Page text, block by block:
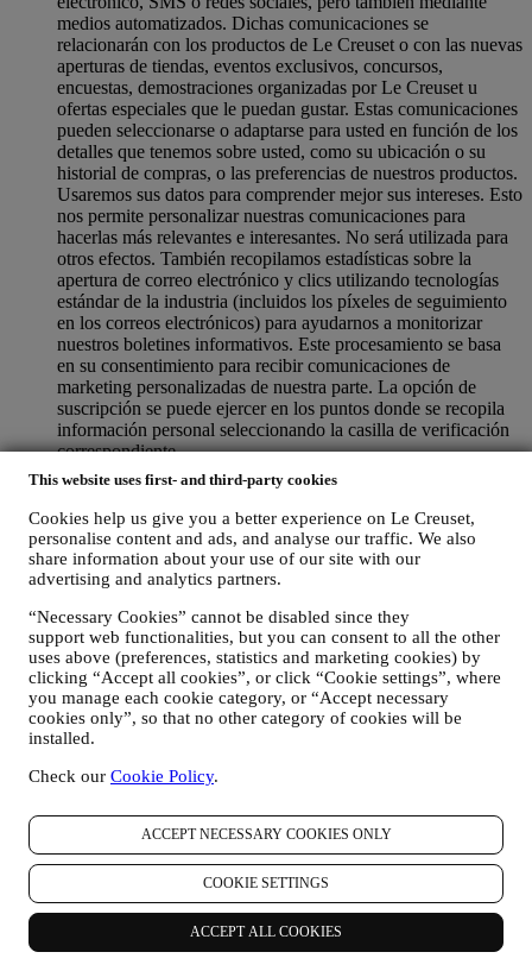
This website uses first- and third-party cookies
Cookies help us give you a better experience on Le Creuset,
personalise content and ads, and analyse our traffic. We also
share information about your use of our site with our
advertising and analytics partners.
“Necessary Cookies” cannot be disabled since they
support web functionalities, but you can consent to all the other
uses above (preferences, statistics and marketing cookies) by
clicking “Accept all cookies”, or click “Cookie settings”, where
you manage each cookie category, or “Accept necessary
cookies only”, so that no other category of cookies will be
installed.
Check our Cookie Policy.
ACCEPT NECESSARY COOKIES ONLY
COOKIE SETTINGS
ACCEPT ALL COOKIES
medios automatizados. Dichas comunicaciones se
relacionarán con los productos de Le Creuset o con las nuevas
aperturas de tiendas, eventos exclusivos, concursos,
encuestas, demostraciones organizadas por Le Creuset u
ofertas especiales que le puedan gustar. Estas comunicaciones
pueden seleccionarse o adaptarse para usted en función de los
detalles que tenemos sobre usted, como su ubicación o su
historial de compras, o las preferencias de nuestros productos.
Usaremos sus datos para comprender mejor sus intereses. Esto
nos permite personalizar nuestras comunicaciones para
hacerlas más relevantes e interesantes. No será utilizada para
otros efectos. También recopilamos estadísticas sobre la
apertura de correo electrónico y clics utilizando tecnologías
estándar de la industria (incluidos los píxeles de seguimiento
en los correos electrónicos) para ayudarnos a monitorizar
nuestros boletines informativos. Este procesamiento se basa
en su consentimiento para recibir comunicaciones de
marketing personalizadas de nuestra parte. La opción de
suscripción se puede ejercer en los puntos donde se recopila
información personal seleccionando la casilla de verificación
correspondiente.
Exclusión voluntaria: Puede dejar de recibir nuestras
comunicaciones o actualizaciones de marketing en cualquier
momento, de forma gratuita, a través de los métodos que se
muestran como parte de la comunicación (por ejemplo, para darse de
baja de la newsletter puede hacer clic en el enlace para darse de baja
cualquier caso, si desea poner fin a cualquiera de nuestras
actividades de marketing, envíenos un correo electrónico a
privacy@lecreuset.com. Procesaremos su exclusión lo antes posible,
pero en algunas circunstancias puede recibir algunos mensajes más
hasta que la exclusión se procese por completo.Por favor,
recuerde que no pasamos ni vendemos sus datos de contacto y
otros datos personales a otras empresas para sus fines de
marketing.
enviar un correo electrónico solicitando la opinión sobre sus
productos. Estamos interesados en las opiniones de los productos de
nuestros clientes (si desean proporcionar dicha información) para
mejorar constantemente nuestros productos y servicios. Al final del
proceso de compra, también podemos invitarle a escribir su opinión
del producto. La opinión no es obligatoria, y usted es libre de